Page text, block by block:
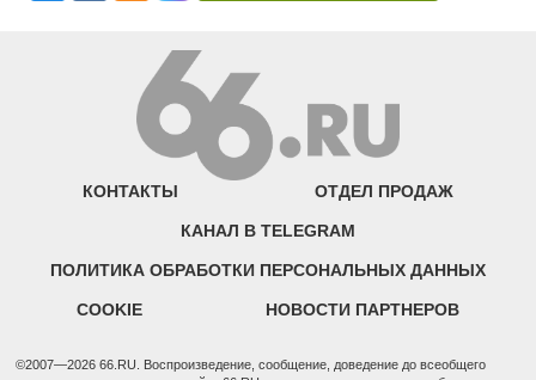
КОНТАКТЫ ОТДЕЛ ПРОДАЖ
КАНАЛ В TELEGRAM
ПОЛИТИКА ОБРАБОТКИ ПЕРСОНАЛЬНЫХ ДАННЫХ
COOKIE НОВОСТИ ПАРТНЕРОВ
©2007—2026 66.RU. Воспроизведение, сообщение, доведение до всеобщего